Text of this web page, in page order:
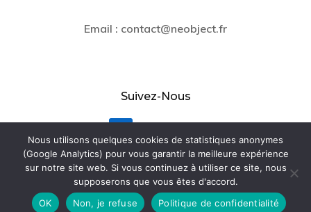
Email : contact@neobject.fr
Suivez-Nous
Contact
Nous utilisons quelques cookies de statistiques anonymes
(Google Analytics) pour vous garantir la meilleure expérience
sur notre site web. Si vous continuez à utiliser ce site, nous
supposerons que vous êtes d'accord.
OK
Non, je refuse Politique de confidentialité